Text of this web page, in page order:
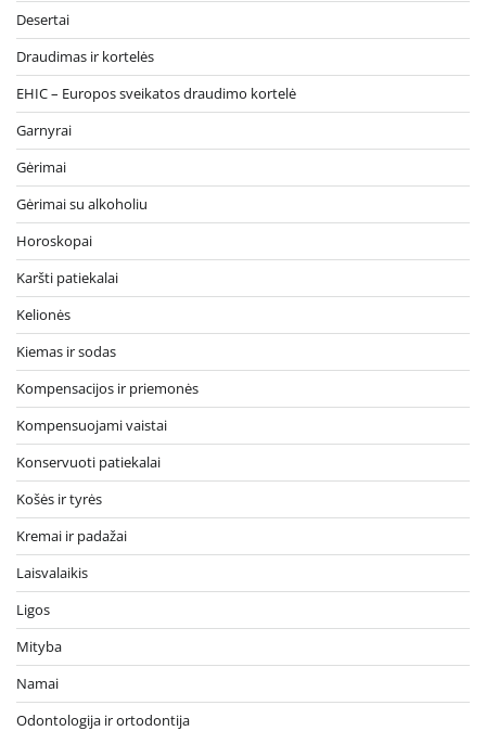
Desertai
Draudimas ir kortelės
EHIC – Europos sveikatos draudimo kortelė
Garnyrai
Gėrimai
Gėrimai su alkoholiu
Horoskopai
Karšti patiekalai
Kelionės
Kiemas ir sodas
Kompensacijos ir priemonės
Kompensuojami vaistai
Konservuoti patiekalai
Košės ir tyrės
Kremai ir padažai
Laisvalaikis
Ligos
Mityba
Namai
Odontologija ir ortodontija